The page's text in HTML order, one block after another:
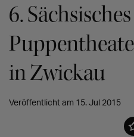
6. Sächsisches
in Zwickau
Veröffentlicht am 15. Jul 2015